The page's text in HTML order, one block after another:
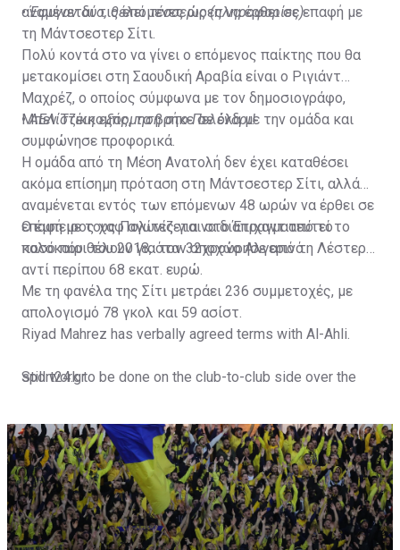
αναμένεται τις επόμενες ώρες να έρθει σε επαφή με
τη Μάντσεστερ Σίτι.
•Έφυγαν δύο, θέλει τέσσερις (πληροφορίες)
Πολύ κοντά στο να γίνει ο επόμενος παίκτης που θα
μετακομίσει στη Σαουδική Αραβία είναι ο Ριγιάντ
Μαχρέζ, ο οποίος σύμφωνα με τον δημοσιογράφο,
Μπεν Τζέικομπς, τα βρήκε σε όλα με την ομάδα και
συμφώνησε προφορικά.
•ΑΕΛίστικη εξόρμηση στο Πελένδρι!
Η ομάδα από τη Μέση Ανατολή δεν έχει καταθέσει
ακόμα επίσημη πρόταση στη Μάντσεστερ Σίτι, αλλά
αναμένεται εντός των επόμενων 48 ωρών να έρθει σε
επαφή με τους Πολίτες για να διαπραγματευτεί το
ποσό που θέλουν για τον 32χρονο Αλγερινό.
Ο έμπειρος χαφ αγωνίζεται στο Έτιχαντ από το
καλοκαίρι του 2018, όταν αποχώρησε από τη Λέστερ
αντί περίπου 68 εκατ. ευρώ.
Με τη φανέλα της Σίτι μετράει 236 συμμετοχές, με
απολογισμό 78 γκολ και 59 ασίστ.
Riyad Mahrez has verbally agreed terms with Al-Ahli.
Still work to be done on the club-to-club side over the
Not a done deal yet, but Mahrez is keen on the move and
Al-Ahli hope to move fast.🇸🇦
pic.twitter.com/Z0SmniQXIP
— Ben Jacobs (@JacobsBen)July 15, 2023
sport24.gr